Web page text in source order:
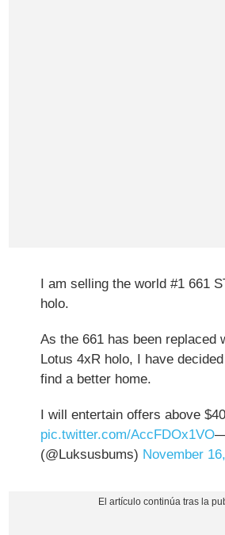
I am selling the world #1 661
holo.
As the 661 has been replaced
Lotus 4xR holo, I have
find a better home.
I will entertain offers above
pic.twitter.com/AccFDOx1VO
(@Luksusbums) November